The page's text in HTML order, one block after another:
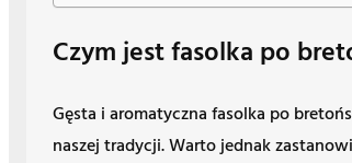
Czym jest fasolka po
Gęsta i aromatyczna fasolka po
naszej tradycji. Warto jednak